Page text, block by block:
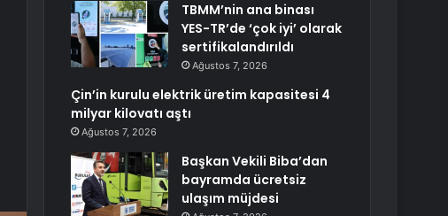
TBMM’nin ana binası
YES-TR’de ‘çok iyi’ olarak
sertifikalandırıldı
Ağustos 7, 2026
Çin’in kurulu elektrik üretim kapasitesi 4
milyar kilovatı aştı
Ağustos 7, 2026
Başkan Vekili Biba’dan
bayramda ücretsiz
ulaşım müjdesi